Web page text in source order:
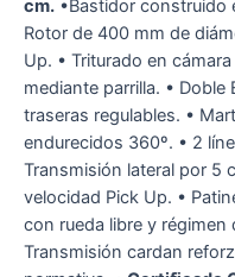
cm. •Bastidor construido
Rotor de 400 mm de
Up. • Triturado en
mediante parrilla. • Doble
traseras regulables. •
endurecidos 360º. • 2
Transmisión lateral por 5
velocidad Pick Up. •
con rueda libre y régimen
Transmisión cardan